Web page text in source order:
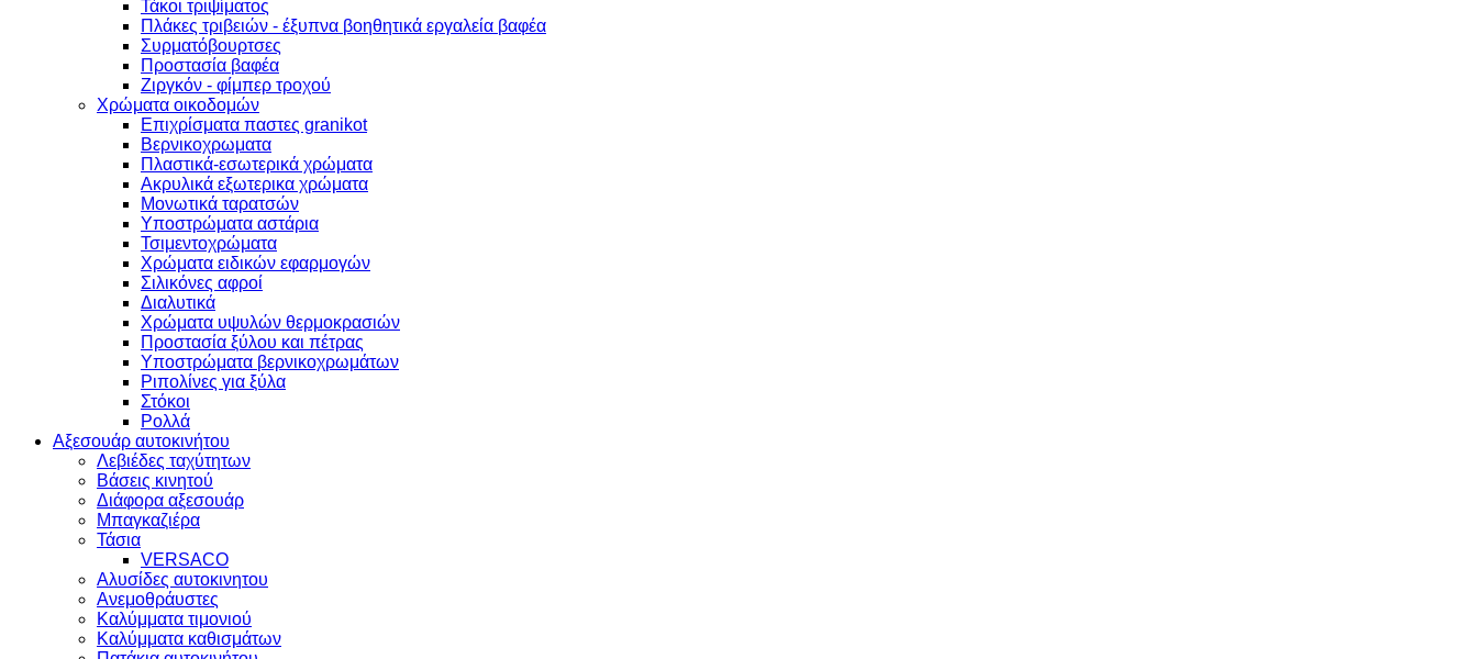
Τάκοι τριψίματος
Πλάκες τριβειών - έξυπνα βοηθητικά εργαλεία βαφέα
Συρματόβουρτσες
Προστασία βαφέα
Ζιργκόν - φίμπερ τροχού
Χρώματα οικοδομών
Επιχρίσματα παστες granikot
Βερνικοχρωματα
Πλαστικά-εσωτερικά χρώματα
Ακρυλικά εξωτερικα χρώματα
Μονωτικά ταρατσών
Υποστρώματα αστάρια
Τσιμεντοχρώματα
Χρώματα ειδικών εφαρμογών
Σιλικόνες αφροί
Διαλυτικά
Χρώματα υψυλών θερμοκρασιών
Προστασία ξύλου και πέτρας
Υποστρώματα βερνικοχρωμάτων
Ριπολίνες για ξύλα
Στόκοι
Ρολλά
Αξεσουάρ αυτοκινήτου
Λεβιέδες ταχύτητων
Βάσεις κινητού
Διάφορα αξεσουάρ
Μπαγκαζιέρα
Τάσια
VERSACO
Αλυσίδες αυτοκινητου
Ανεμοθράυστες
Καλύμματα τιμονιού
Καλύμματα καθισμάτων